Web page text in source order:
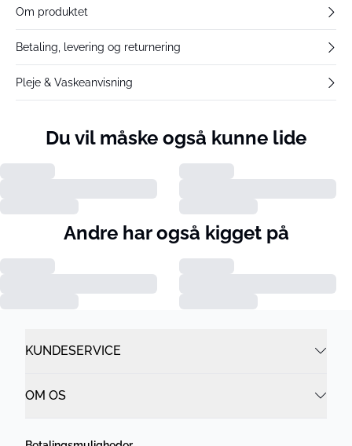
Om produktet
Betaling, levering og returnering
Pleje & Vaskeanvisning
Du vil måske også kunne lide
Andre har også kigget på
KUNDESERVICE
OM OS